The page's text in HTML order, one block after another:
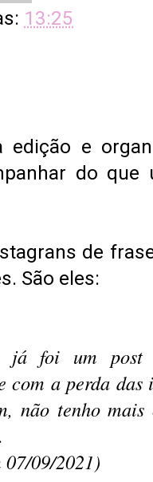
13:25
edição e
do
de
São eles:
foi um post
com a perda das
não tenho
07/09/2021)